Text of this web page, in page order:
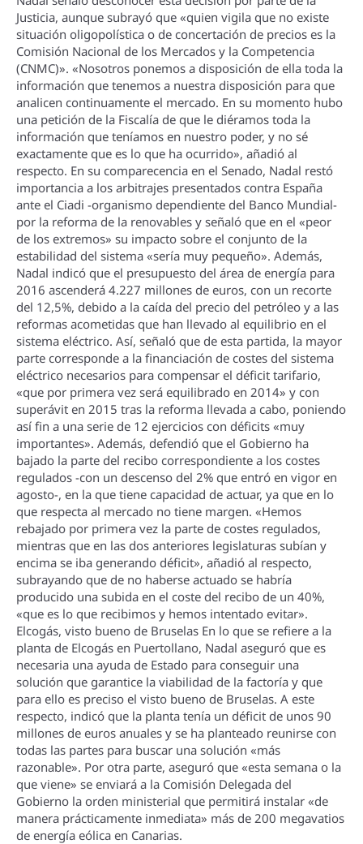
Justicia, aunque subrayó que «quien vigila que no existe
situación oligopolí­stica o de concertación de precios es la
Comisión Nacional de los Mercados y la Competencia
(CNMC)». «Nosotros ponemos a disposición de ella toda la
información que tenemos a nuestra disposición para que
analicen continuamente el mercado. En su momento hubo
una petición de la Fiscalí­a de que le diéramos toda la
información que tení­amos en nuestro poder, y no sé
exactamente que es lo que ha ocurrido», añadió al
respecto. En su comparecencia en el Senado, Nadal restó
importancia a los arbitrajes presentados contra España
ante el Ciadi -organismo dependiente del Banco Mundial-
por la reforma de la renovables y señaló que en el «peor
de los extremos» su impacto sobre el conjunto de la
estabilidad del sistema «serí­a muy pequeño». Además,
Nadal indicó que el presupuesto del área de energí­a para
2016 ascenderá 4.227 millones de euros, con un recorte
del 12,5%, debido a la caí­da del precio del petróleo y a las
reformas acometidas que han llevado al equilibrio en el
sistema eléctrico. Así­, señaló que de esta partida, la mayor
parte corresponde a la financiación de costes del sistema
eléctrico necesarios para compensar el déficit tarifario,
«que por primera vez será equilibrado en 2014» y con
superávit en 2015 tras la reforma llevada a cabo, poniendo
así­ fin a una serie de 12 ejercicios con déficits «muy
importantes». Además, defendió que el Gobierno ha
bajado la parte del recibo correspondiente a los costes
regulados -con un descenso del 2% que entró en vigor en
agosto-, en la que tiene capacidad de actuar, ya que en lo
que respecta al mercado no tiene margen. «Hemos
rebajado por primera vez la parte de costes regulados,
mientras que en las dos anteriores legislaturas subí­an y
encima se iba generando déficit», añadió al respecto,
subrayando que de no haberse actuado se habrí­a
producido una subida en el coste del recibo de un 40%,
«que es lo que recibimos y hemos intentado evitar».
Elcogás, visto bueno de Bruselas En lo que se refiere a la
planta de Elcogás en Puertollano, Nadal aseguró que es
necesaria una ayuda de Estado para conseguir una
solución que garantice la viabilidad de la factorí­a y que
para ello es preciso el visto bueno de Bruselas. A este
respecto, indicó que la planta tení­a un déficit de unos 90
millones de euros anuales y se ha planteado reunirse con
todas las partes para buscar una solución «más
razonable». Por otra parte, aseguró que «esta semana o la
que viene» se enviará a la Comisión Delegada del
Gobierno la orden ministerial que permitirá instalar «de
manera prácticamente inmediata» más de 200 megavatios
de energí­a eólica en Canarias.